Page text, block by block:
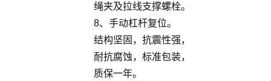
绳夹及拉线支撑螺栓。
8、手动杠杆复位。
结构坚固，抗震性强，
耐抗腐蚀，标准包装，
质保一年。